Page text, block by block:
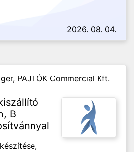
2026. 08. 04.
PAJTÓK Commercial Kft.
B